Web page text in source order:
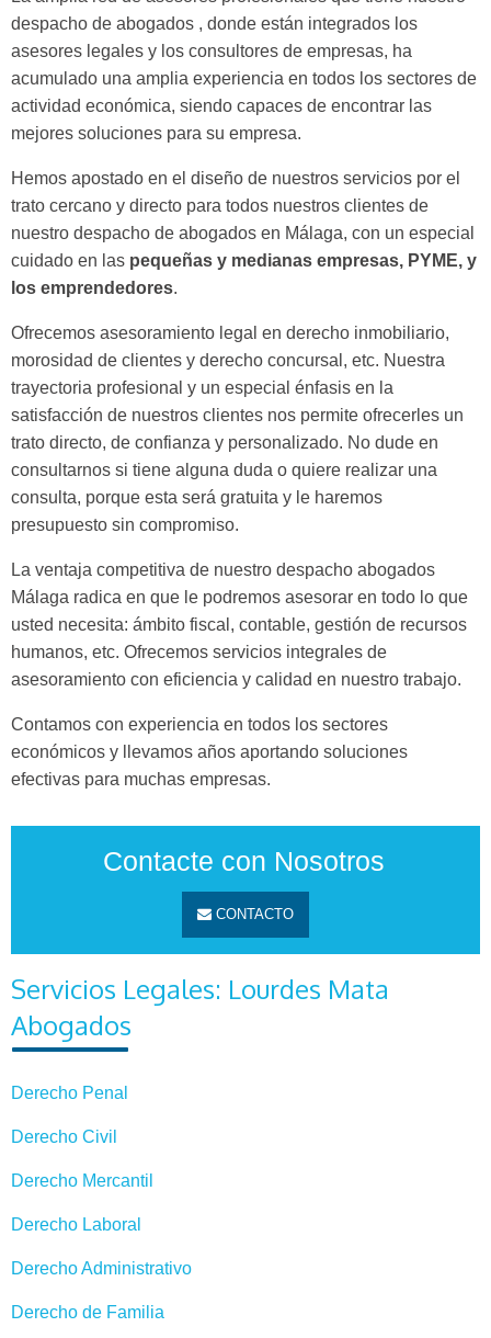
despacho de abogados , donde están integrados los
asesores legales y los consultores de empresas, ha
acumulado una amplia experiencia en todos los sectores de
actividad económica, siendo capaces de encontrar las
mejores soluciones para su empresa.
Hemos apostado en el diseño de nuestros servicios por el
trato cercano y directo para todos nuestros clientes de
nuestro despacho de abogados en Málaga, con un especial
cuidado en las pequeñas y medianas empresas, PYME, y
los emprendedores.
Ofrecemos asesoramiento legal en derecho inmobiliario,
morosidad de clientes y derecho concursal, etc. Nuestra
trayectoria profesional y un especial énfasis en la
satisfacción de nuestros clientes nos permite ofrecerles un
trato directo, de confianza y personalizado. No dude en
consultarnos si tiene alguna duda o quiere realizar una
consulta, porque esta será gratuita y le haremos
presupuesto sin compromiso.
La ventaja competitiva de nuestro despacho abogados
Málaga radica en que le podremos asesorar en todo lo que
usted necesita: ámbito fiscal, contable, gestión de recursos
humanos, etc. Ofrecemos servicios integrales de
asesoramiento con eficiencia y calidad en nuestro trabajo.
Contamos con experiencia en todos los sectores
económicos y llevamos años aportando soluciones
efectivas para muchas empresas.
Contacte con Nosotros
CONTACTO
Servicios Legales: Lourdes Mata
Abogados
Derecho Penal
Derecho Civil
Derecho Mercantil
Derecho Laboral
Derecho Administrativo
Derecho de Familia